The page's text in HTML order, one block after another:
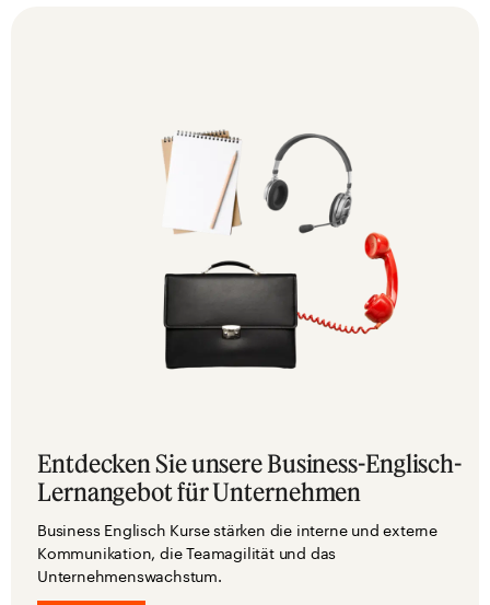
Entdecken Sie unsere Business-Englisch-
Lernangebot für Unternehmen
Business Englisch Kurse stärken die interne und externe
Kommunikation, die Teamagilität und das
Unternehmenswachstum.